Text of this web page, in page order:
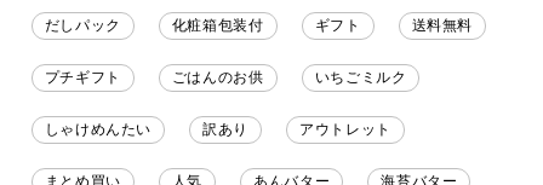
だしパック 化粧箱包装付 ギフト 送料無料
プチギフト ごはんのお供 いちごミルク
しゃけめんたい 訳あり アウトレット
まとめ買い 人気 あんバター 海苔バター